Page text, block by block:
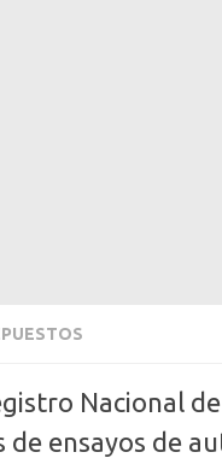
Nacional de
de ensayos de